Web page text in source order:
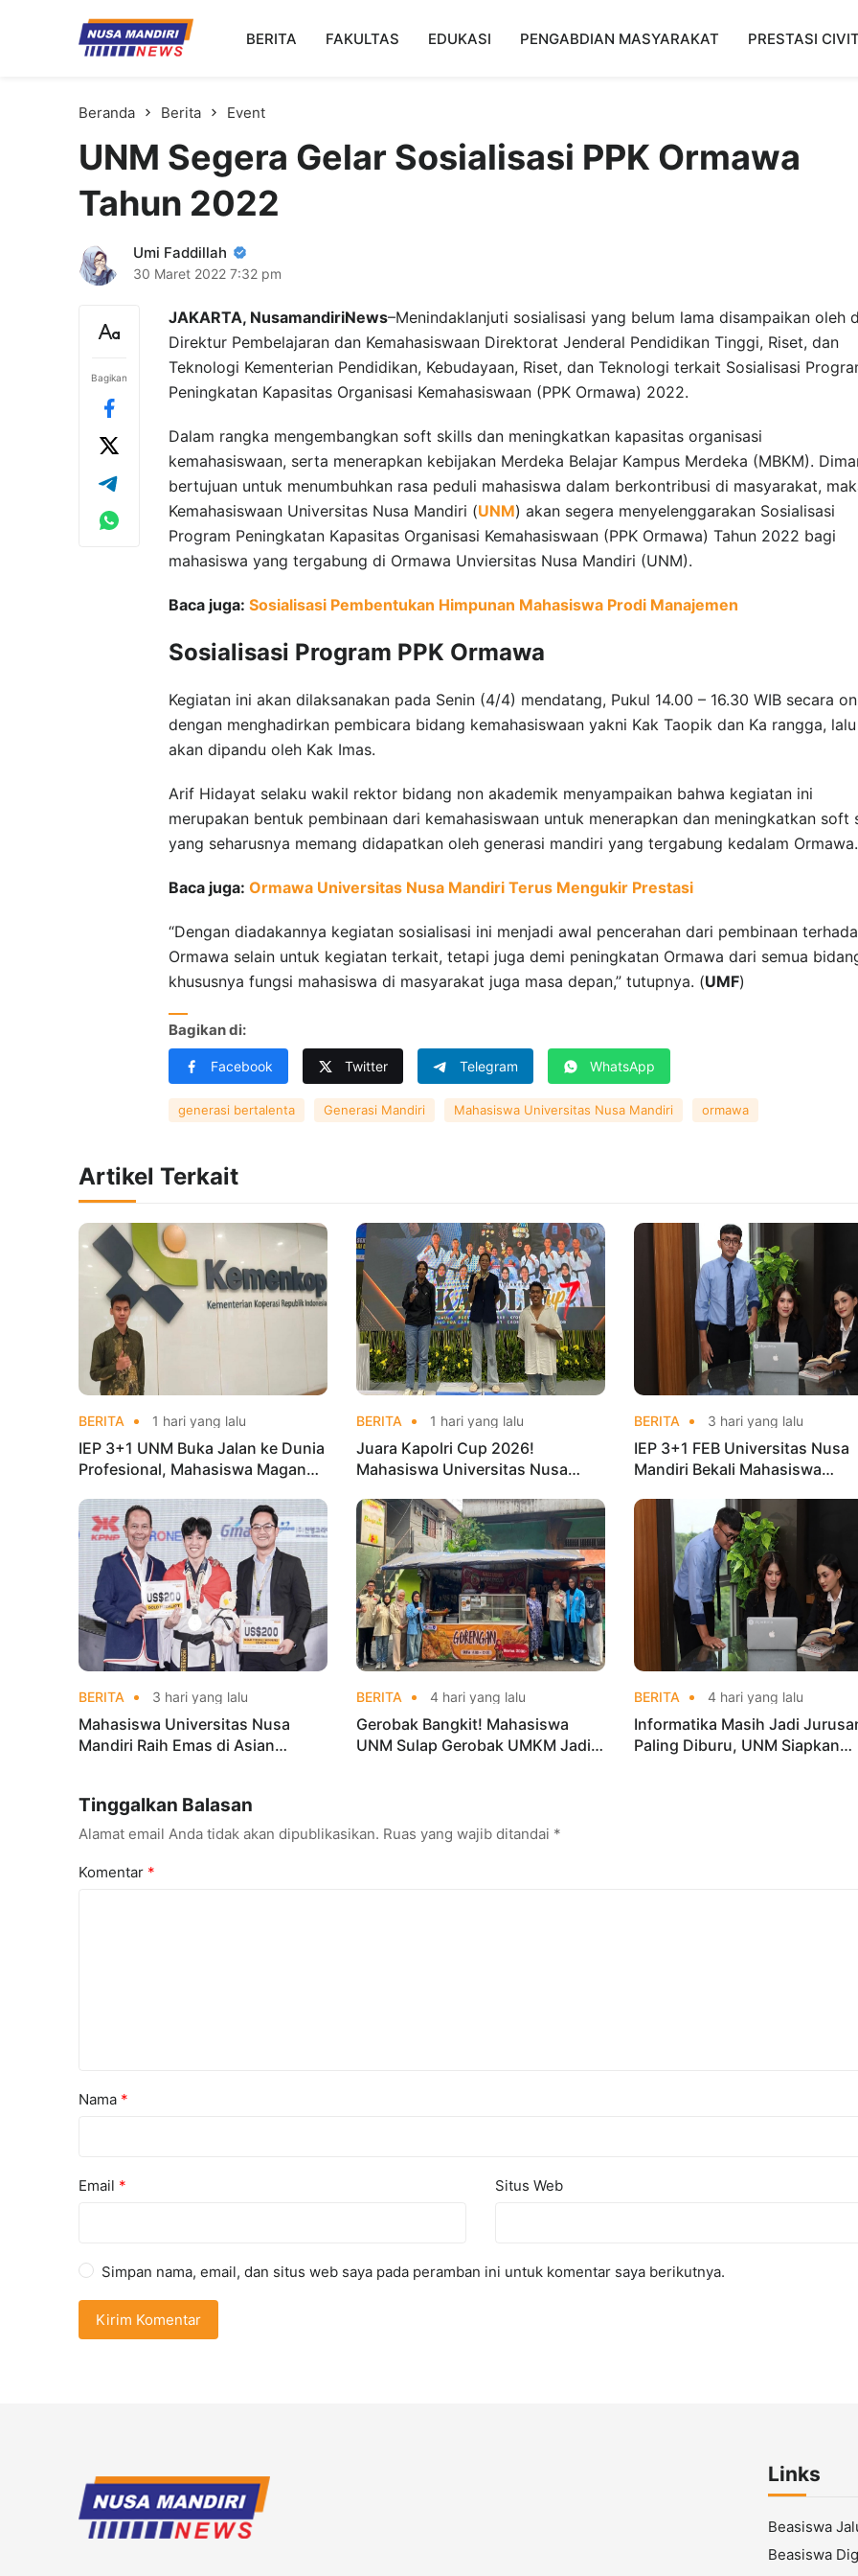
Kampus Digital Bisnis
Universitas Nusa Mandiri
BERITA FAKULTAS EDUKASI PENGABDIAN MASYARAKAT PRESTASI
Beranda Berita Event
UNM Segera Gelar Sosialisasi PPK Ormawa
Tahun 2022
Umi Faddillah
30 Maret 2022 7:32 pm
Bagikan
JAKARTA, NusamandiriNews–Menindaklanjuti sosialisasi yang belum lama disampaikan oleh
Direktur Pembelajaran dan Kemahasiswaan Direktorat Jenderal Pendidikan Tinggi, Riset, dan
Teknologi Kementerian Pendidikan, Kebudayaan, Riset, dan Teknologi terkait Sosialisasi
Peningkatan Kapasitas Organisasi Kemahasiswaan (PPK Ormawa) 2022.
Dalam rangka mengembangkan soft skills dan meningkatkan kapasitas organisasi
kemahasiswaan, serta menerapkan kebijakan Merdeka Belajar Kampus Merdeka (MBKM).
bertujuan untuk menumbuhkan rasa peduli mahasiswa dalam berkontribusi di masyarakat,
Kemahasiswaan Universitas Nusa Mandiri (UNM) akan segera menyelenggarakan Sosialisasi
Program Peningkatan Kapasitas Organisasi Kemahasiswaan (PPK Ormawa) Tahun 2022 bagi
mahasiswa yang tergabung di Ormawa Unviersitas Nusa Mandiri (UNM).
Baca juga: Sosialisasi Pembentukan Himpunan Mahasiswa Prodi Manajemen
Sosialisasi Program PPK Ormawa
Kegiatan ini akan dilaksanakan pada Senin (4/4) mendatang, Pukul 14.00 – 16.30 WIB secara
dengan menghadirkan pembicara bidang kemahasiswaan yakni Kak Taopik dan Ka rangga, lalu
akan dipandu oleh Kak Imas.
Arif Hidayat selaku wakil rektor bidang non akademik menyampaikan bahwa kegiatan ini
merupakan bentuk pembinaan dari kemahasiswaan untuk menerapkan dan meningkatkan soft
yang seharusnya memang didapatkan oleh generasi mandiri yang tergabung kedalam Ormawa.
Baca juga: Ormawa Universitas Nusa Mandiri Terus Mengukir Prestasi
“Dengan diadakannya kegiatan sosialisasi ini menjadi awal pencerahan dari pembinaan
Ormawa selain untuk kegiatan terkait, tetapi juga demi peningkatan Ormawa dari semua
khususnya fungsi mahasiswa di masyarakat juga masa depan,” tutupnya. (UMF)
Bagikan di:
Facebook Twitter Telegram WhatsApp
generasi bertalenta Generasi Mandiri Mahasiswa Universitas Nusa Mandiri ormawa
Artikel Terkait
BERITA 1 hari yang lalu
IEP 3+1 UNM Buka Jalan ke Dunia
Profesional, Mahasiswa Magang
BERITA 1 hari yang lalu
Juara Kapolri Cup 2026!
Mahasiswa Universitas Nusa
di Kejurnas Taekwondo
BERITA 3 hari yang lalu
IEP 3+1 FEB Universitas Nusa
Mandiri Bekali Mahasiswa
BERITA 3 hari yang lalu
Mahasiswa Universitas Nusa
Mandiri Raih Emas di Asian
BERITA 4 hari yang lalu
Gerobak Bangkit! Mahasiswa
UNM Sulap Gerobak UMKM Jadi
BERITA 4 hari yang lalu
Informatika Masih Jadi
Paling Diburu, UNM Siapkan
Tinggalkan Balasan
Alamat email Anda tidak akan dipublikasikan. Ruas yang wajib ditandai *
Komentar *
Nama *
Email * Situs Web
Simpan nama, email, dan situs web saya pada peramban ini untuk komentar saya berikutnya.
Links
Beasiswa
Beasiswa